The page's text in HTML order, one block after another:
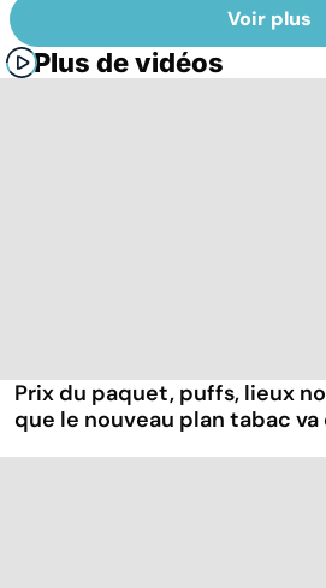
Voir plus
Plus de vidéos
Prix du paquet, puffs, lieux
que le nouveau plan tabac